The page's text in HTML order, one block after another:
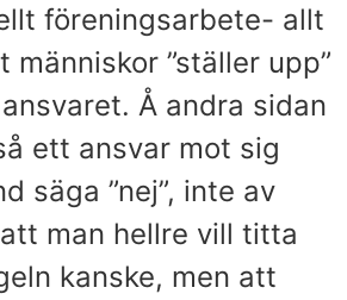
föreningsarbete- allt
människor ”ställer upp”
Å andra sidan
ett ansvar mot sig
säga ”nej”, inte av
man hellre vill titta
kanske, men att